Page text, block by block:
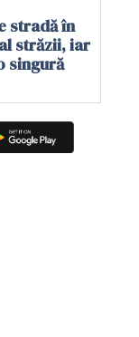
stradă în
străzii, iar
singură